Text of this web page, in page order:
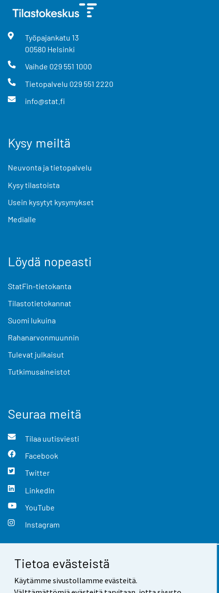
Tietoa evästeistä
Käytämme sivustollamme evästeitä.
Työpajankatu 13
00580 Helsinki
Vaihde 029 551 1000
Tietopalvelu 029 551 2220
info@stat.fi
Kysy meiltä
Neuvonta ja tietopalvelu
Kysy tilastoista
Usein kysytyt kysymykset
Medialle
Löydä nopeasti
StatFin-tietokanta
Tilastotietokannat
Suomi lukuina
Rahanarvonmuunnin
Tulevat julkaisut
Tutkimusaineistot
Seuraa meitä
Tilaa uutisviesti
Facebook
Twitter
LinkedIn
YouTube
Instagram
Yhteystiedot
Palaute